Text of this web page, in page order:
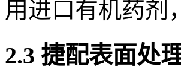
用进口有机药剂
2.3 捷配表面处